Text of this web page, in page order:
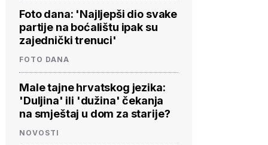
Foto dana: 'Najljepši dio svake
partije na boćalištu ipak su
zajednički trenuci'
FOTO DANA
Male tajne hrvatskog jezika:
'Duljina' ili 'dužina' čekanja
na smještaj u dom za starije?
NOVOSTI